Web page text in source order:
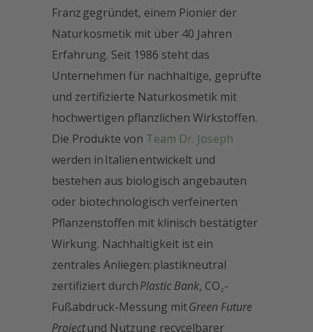
Franz gegründet, einem Pionier der
Naturkosmetik mit über 40 Jahren
Erfahrung. Seit 1986 steht das
Unternehmen für nachhaltige, geprüfte
und zertifizierte Naturkosmetik mit
hochwertigen pflanzlichen Wirkstoffen.
Die Produkte von Team Dr. Joseph
werden in Italienentwickelt und
bestehen aus biologisch angebauten
oder biotechnologisch verfeinerten
Pflanzenstoffen mit klinisch bestätigter
Wirkung. Nachhaltigkeit ist ein
zentrales Anliegen: plastikneutral
zertifiziert durchPlastic Bank, CO₂-
Fußabdruck-Messung mitGreen Future
Projectund Nutzung recycelbarer